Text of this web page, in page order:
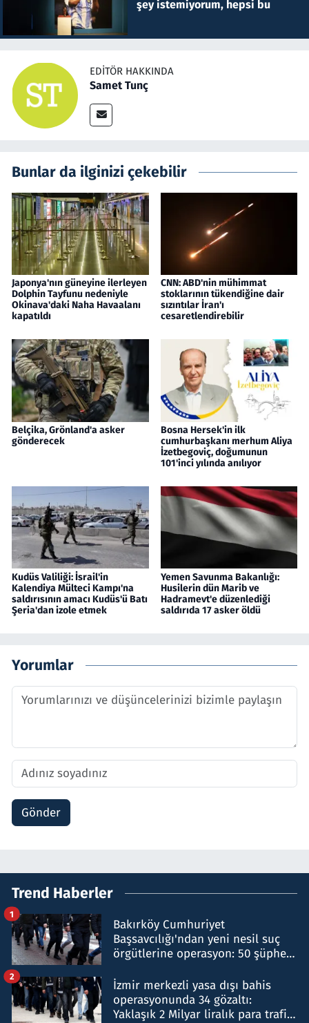
şey istemiyorum, hepsi bu
EDITÖR HAKKINDA
Samet Tunç
Bunlar da ilginizi çekebilir
Japonya'nın güneyine ilerleyen
Dolphin Tayfunu nedeniyle
Okinava'daki Naha Havaalanı
kapatıldı
CNN: ABD'nin mühimmat
stoklarının tükendiğine dair
sızıntılar İran'ı
cesaretlendirebilir
Belçika, Grönland'a asker
gönderecek
Bosna Hersek'in ilk
cumhurbaşkanı merhum Aliya
İzetbegoviç, doğumunun
101'inci yılında anılıyor
Kudüs Valiliği: İsrail'in
Kalendiya Mülteci Kampı'na
saldırısının amacı Kudüs'ü Batı
Şeria'dan izole etmek
Yemen Savunma Bakanlığı:
Husilerin dün Marib ve
Hadramevt'e düzenlediği
saldırıda 17 asker öldü
Yorumlar
Gönder
Trend Haberler
Bakırköy Cumhuriyet
Başsavcılığı'ndan yeni nesil suç
örgütlerine operasyon: 50 şüpheli
1
İzmir merkezli yasa dışı bahis
operasyonunda 34 gözaltı:
Yaklaşık 2 Milyar liralık para trafiği
2